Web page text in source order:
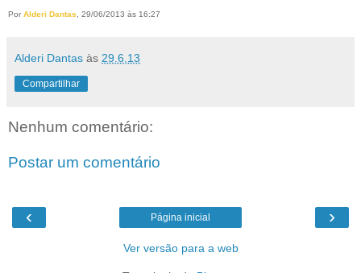
Por Alderi Dantas, 29/06/2013 às 16:27
Alderi Dantas às 29.6.13
Compartilhar
Nenhum comentário:
Postar um comentário
‹ ›
Página inicial
Ver versão para a web